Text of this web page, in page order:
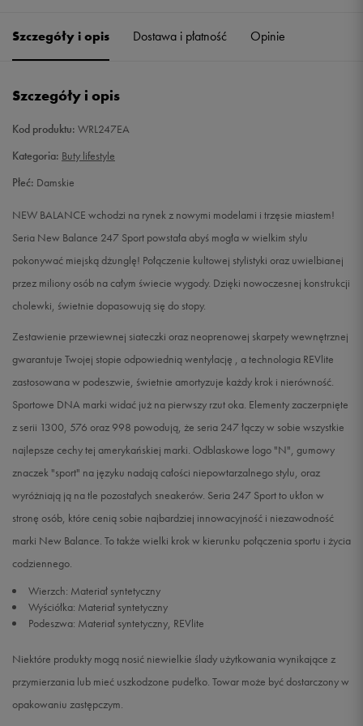
37,5 24 cm
39 25 cm Powiadom o dostępności
25,5 cm
40,5
41 26,5 cm Powiadom o dostępności
Szczegóły i opis Dostawa i płatność Opinie
Szczegóły i opis
Kod produktu: WRL247EA
Kategoria: Buty lifestyle
Płeć: Damskie
NEW BALANCE wchodzi na rynek z nowymi modelami i trzęsie miastem!
Seria New Balance 247 Sport powstała abyś mogła w wielkim stylu
pokonywać miejską dżunglę! Połączenie kultowej stylistyki oraz uwielbianej
przez miliony osób na całym świecie wygody. Dzięki nowoczesnej konstrukcji
cholewki, świetnie dopasowują się do stopy.
Zestawienie przewiewnej siateczki oraz neoprenowej skarpety wewnętrznej
gwarantuje Twojej stopie odpowiednią wentylację , a technologia REVlite
zastosowana w podeszwie, świetnie amortyzuje każdy krok i nierówność.
Sportowe DNA marki widać już na pierwszy rzut oka. Elementy zaczerpnięte
z serii 1300, 576 oraz 998 powodują, że seria 247 łączy w sobie wszystkie
najlepsze cechy tej amerykańskiej marki. Odblaskowe logo "N", gumowy
znaczek "sport" na języku nadają całości niepowtarzalnego stylu, oraz
wyróżniają ją na tle pozostałych sneakerów. Seria 247 Sport to ukłon w
stronę osób, które cenią sobie najbardziej innowacyjność i niezawodność
marki New Balance. To także wielki krok w kierunku połączenia sportu i życia
codziennego.
Wierzch: Materiał syntetyczny
Wyściółka: Materiał syntetyczny
Podeszwa: Materiał syntetyczny, REVlite
Niektóre produkty mogą nosić niewielkie ślady użytkowania wynikające z
przymierzania lub mieć uszkodzone pudełko. Towar może być dostarczony w
opakowaniu zastępczym.